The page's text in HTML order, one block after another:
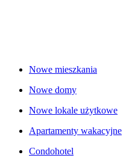
Nowe mieszkania
Nowe domy
Nowe lokale użytkowe
Apartamenty wakacyjne
Condohotel